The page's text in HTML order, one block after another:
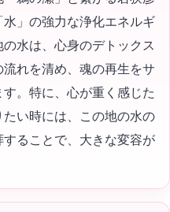
」の強力な浄化エネルギ
水は、心身のデトックス
れを清め、魂の再生をサ
。特に、心が重く感じた
い時には、この地の水の
ることで、大きな変容が